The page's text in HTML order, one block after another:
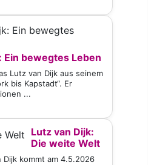
Ein bewegtes Leben
Lutz van Dijk aus seinem
bis Kapstadt“. Er
...
Lutz van Dijk:
Die weite Welt
Dijk kommt am 4.5.2026